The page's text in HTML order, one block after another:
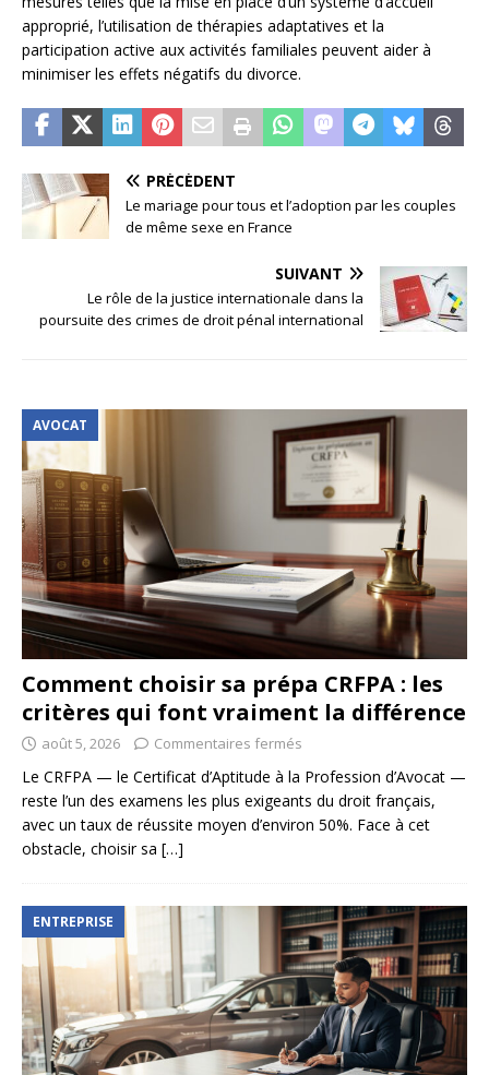
approprié, l’utilisation de thérapies adaptatives et la
participation active aux activités familiales peuvent aider à
minimiser les effets négatifs du divorce.
PRÉCÉDENT
Le mariage pour tous et l’adoption par les couples
de même sexe en France
SUIVANT
Le rôle de la justice internationale dans la
poursuite des crimes de droit pénal international
AVOCAT
Comment choisir sa prépa CRFPA : les
critères qui font vraiment la différence
août 5, 2026 Commentaires fermés
Le CRFPA — le Certificat d’Aptitude à la Profession d’Avocat —
reste l’un des examens les plus exigeants du droit français,
avec un taux de réussite moyen d’environ 50%. Face à cet
obstacle, choisir sa […]
ENTREPRISE